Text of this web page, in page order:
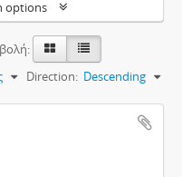
options
Direction: Descending